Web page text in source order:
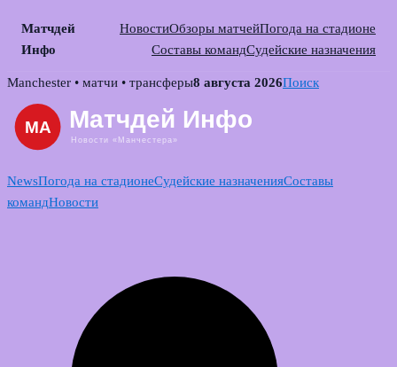
Матчдей
Инфо
НовостиОбзоры матчейПогода на стадионе
Составы командСудейские назначения
Skip
content
Manchester • матчи • трансферы8 августа 2026Поиск
NewsПогода на стадионеСудейские назначенияСоставы
командНовости